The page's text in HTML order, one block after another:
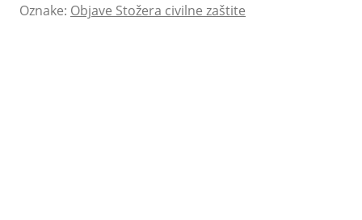
Oznake: Objave Stožera civilne zaštite